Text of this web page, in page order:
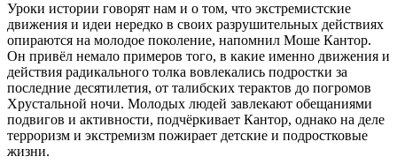
Уроки истории говорят нам и о том, что экстремистские
движения и идеи нередко в своих разрушительных действиях
опираются на молодое поколение, напомнил Моше Кантор.
Он привёл немало примеров того, в какие именно движения и
действия радикального толка вовлекались подростки за
последние десятилетия, от талибских терактов до погромов
Хрустальной ночи. Молодых людей завлекают обещаниями
подвигов и активности, подчёркивает Кантор, однако на деле
терроризм и экстремизм пожирает детские и подростковые
жизни.